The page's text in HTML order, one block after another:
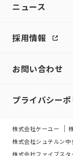
ニュース
採用情報
お問い合わせ
プライバシー
株式会社ケーユー
株式会社シュテルン中
株式会社ファイブスタ